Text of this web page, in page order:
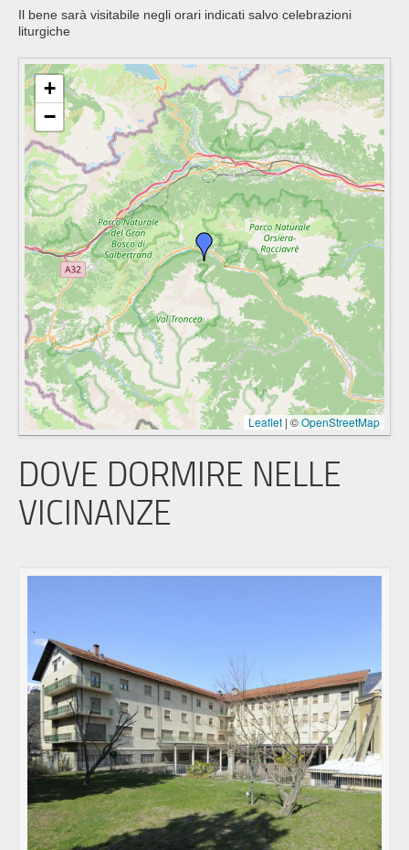
Il bene sarà visitabile negli orari indicati salvo celebrazioni
liturgiche
+
−
Leaflet | ©OpenStreetMap
DOVE DORMIRE NELLE
VICINANZE